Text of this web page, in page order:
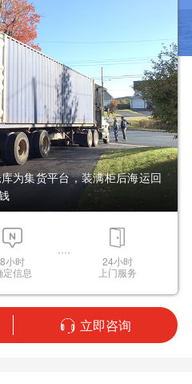
为集货平台，装满柜后海运回
8小时
定信息
24小时
上门服务
立即咨询